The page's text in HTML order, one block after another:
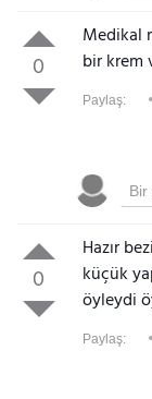
0
Medikal
bir krem
Paylaş:
0
Hazır
küçük
öyleydi
Paylaş: